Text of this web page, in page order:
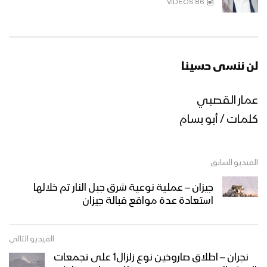
نشيد إليك جئنا – فرقة الشهيد القائد
1445هـ
86 VIDEOS
لن ننسى حسينا
عمار القصبي
كلمات / أبو بسام
الفيديو السابق
جيزان – عملية نوعية شرق جبل النار تم خلالها
استعادة عدة مواقع قبالة جيزان
الفيديو التالي
نجران – اطلاق صاروخين نوع زلزال1 على تجمعات